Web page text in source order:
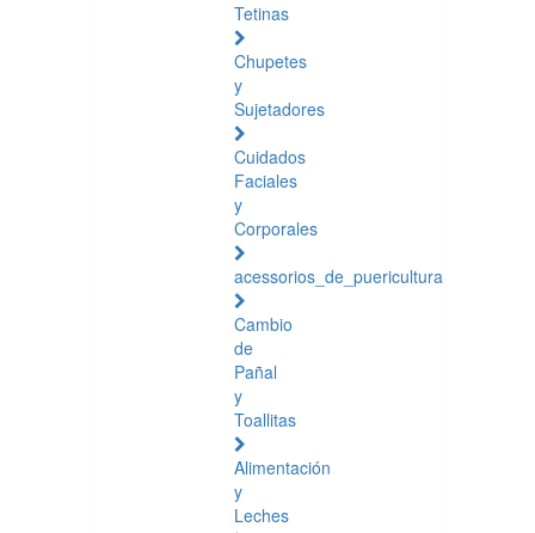
Tetinas
Chupetes
y
Sujetadores
Cuidados
Faciales
y
Corporales
acessorios_de_puericultura
Cambio
de
Pañal
y
Toallitas
Alimentación
y
Leches